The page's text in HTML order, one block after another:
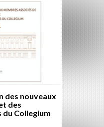
des nouveaux
des
du Collegium